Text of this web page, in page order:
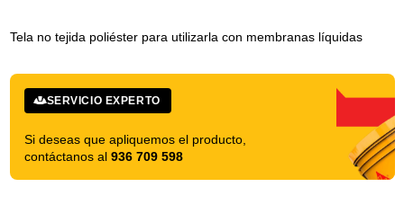
Tela no tejida poliéster para utilizarla con membranas líquidas
SERVICIO EXPERTO
Si deseas que apliquemos el producto,
contáctanos al 936 709 598